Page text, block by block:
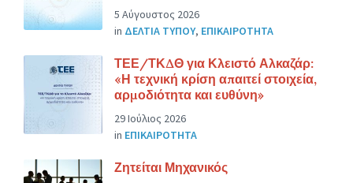
5 Αύγουστος 2026
in ΔΕΛΤΙΑ ΤΥΠΟΥ, ΕΠΙΚΑΙΡΟΤΗΤΑ
ΤΕΕ/ΤΚΔΘ για Κλειστό Αλκαζάρ:
«Η τεχνική κρίση απαιτεί στοιχεία,
αρμοδιότητα και ευθύνη»
29 Ιούλιος 2026
in ΕΠΙΚΑΙΡΟΤΗΤΑ
Ζητείται Μηχανικός